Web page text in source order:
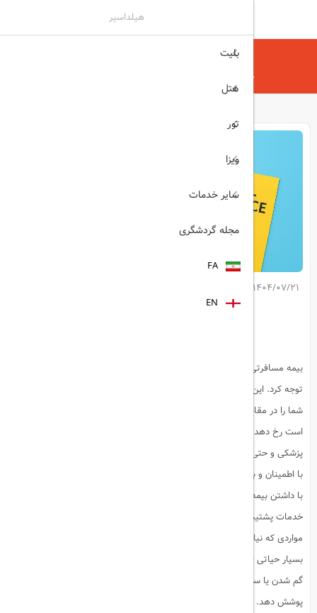
هیلداسیر
چگونه بیمه مسافرتی مناسب انتخاب کنیم؟
1404/07/21
بیمه مسافرتی یکی از مهم‌ترین اقداماتی است که قبل از هر سفری باید به آن
توجه کرد. این نوع بیمه، اطمینان خاطر و آرامش ذهنی را به شما می‌دهد و
شما را در مقابل بسیاری از مشکلات و حوادث احتمالی که در طول سفر ممکن
است رخ دهد، محافظت می‌کند. از گم شدن وسایل شخصی گرفته تا مشکلات
پزشکی و حتی لغو یا تأخیر در پروازها، بیمه مسافرتی به شما کمک می‌کند که
با اطمینان و بدون نگرانی سفر کنید.
با داشتن بیمه مسافرتی، اگر در طول سفر با مشکل مواجه شدید، می‌توانید از
خدمات پشتیبانی و کمک‌های مالی آن بهره‌مند شوید. این امر به ویژه در
مواردی که نیاز به درمان پزشکی دارید و هزینه‌های بالایی را شامل می‌شود،
بسیار حیاتی است. همچنین، بیمه مسافرتی می‌تواند شما را در مواردی مانند
گم شدن یا سرقت وسایل شخصی، تأخیر در پروازها و حتی لغو سفر نیز
پوشش دهد.
هیلداسیر
بلیت
هتل
تور
ویزا
سایر خدمات
مجله گردشگری
FA
EN